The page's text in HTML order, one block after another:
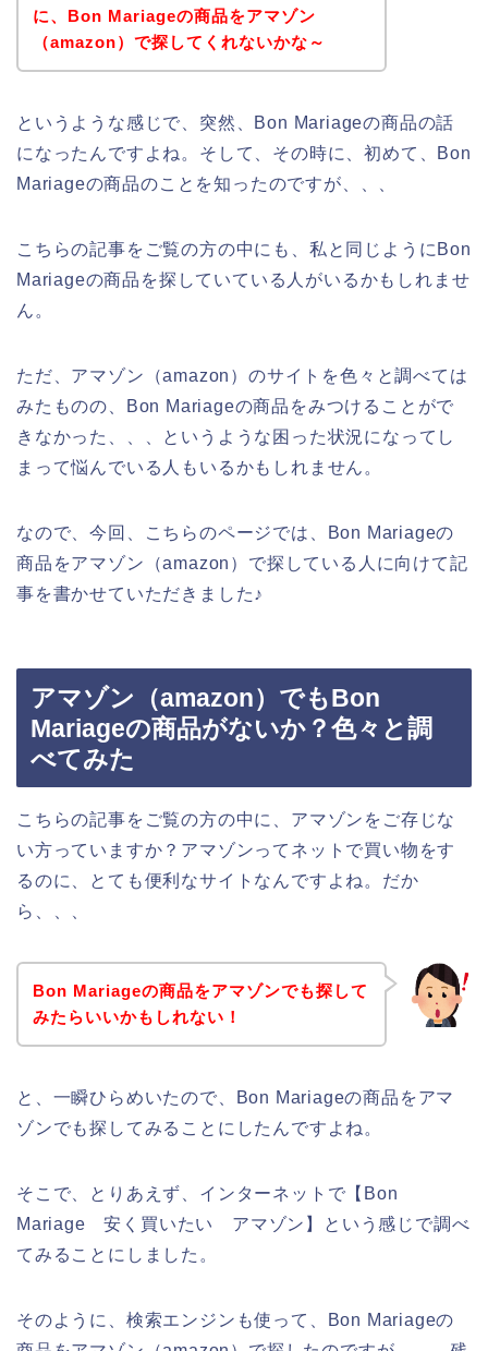
に、Bon Mariageの商品をアマゾン
（amazon）で探してくれないかな～
というような感じで、突然、Bon Mariageの商品の話
になったんですよね。そして、その時に、初めて、Bon
Mariageの商品のことを知ったのですが、、、
こちらの記事をご覧の方の中にも、私と同じようにBon
Mariageの商品を探していている人がいるかもしれませ
ん。
ただ、アマゾン（amazon）のサイトを色々と調べては
みたものの、Bon Mariageの商品をみつけることがで
きなかった、、、というような困った状況になってし
まって悩んでいる人もいるかもしれません。
なので、今回、こちらのページでは、Bon Mariageの
商品をアマゾン（amazon）で探している人に向けて記
事を書かせていただきました♪
アマゾン（amazon）でもBon
Mariageの商品がないか？色々と調
べてみた
こちらの記事をご覧の方の中に、アマゾンをご存じな
い方っていますか？アマゾンってネットで買い物をす
るのに、とても便利なサイトなんですよね。だか
ら、、、
Bon Mariageの商品をアマゾンでも探して
みたらいいかもしれない！
と、一瞬ひらめいたので、Bon Mariageの商品をアマ
ゾンでも探してみることにしたんですよね。
そこで、とりあえず、インターネットで【Bon
Mariage 安く買いたい アマゾン】という感じで調べ
てみることにしました。
そのように、検索エンジンも使って、Bon Mariageの